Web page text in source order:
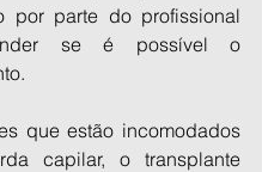
por parte do profissional
se é possível o
que estão incomodados
capilar, o transplante